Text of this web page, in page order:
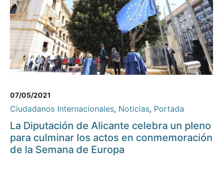
07/05/2021
Ciudadanos Internacionales, Noticias, Portada
La Diputación de Alicante celebra un pleno
para culminar los actos en conmemoración
de la Semana de Europa